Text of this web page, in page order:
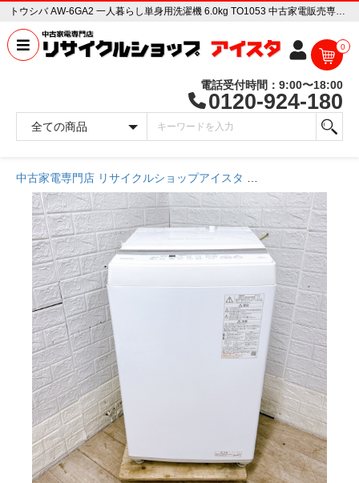
トウシバ AW-6GA2 一人暮らし単身用洗濯機 6.0kg TO1053 中古家電販売専門店 リサイクルショップ アイスタ
0
電話受付時間：9:00〜18:00
0120-924-180
中古家電専門店 リサイクルショップアイスタ